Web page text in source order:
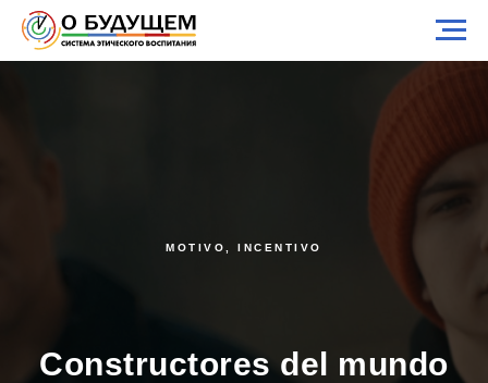
MOTIVO, INCENTIVO
Constructores del mundo